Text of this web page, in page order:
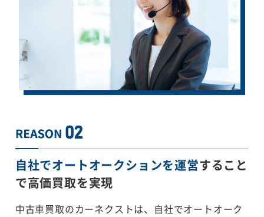
自社でオートオークションを運営すること
で高価買取を実現
中古車買取のカーネクストは、自社でオートオーク